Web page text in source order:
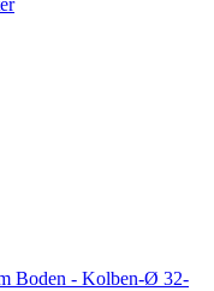
Boden - Kolben-Ø 32-